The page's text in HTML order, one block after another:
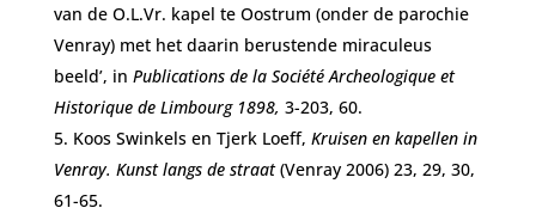
van de O.L.Vr. kapel te Oostrum (onder de parochie
Venray) met het daarin berustende miraculeus
beeld’, in Publications de la Société Archeologique et
Historique de Limbourg 1898, 3-203, 60.
Koos Swinkels en Tjerk Loeff, Kruisen en kapellen in
Venray. Kunst langs de straat(Venray 2006) 23, 29, 30,
61-65.